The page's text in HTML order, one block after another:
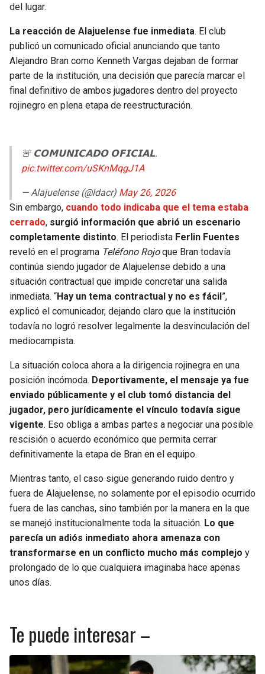
del lugar.
La reacción de Alajuelense fue inmediata. El club
publicó un comunicado oficial anunciando que tanto
Alejandro Bran como Kenneth Vargas dejaban de formar
parte de la institución, una decisión que parecía marcar el
final definitivo de ambos jugadores dentro del proyecto
rojinegro en plena etapa de reestructuración.
🚨 𝗖𝗢𝗠𝗨𝗡𝗜𝗖𝗔𝗗𝗢 𝗢𝗙𝗜𝗖𝗜𝗔𝗟.
pic.twitter.com/uSKnMqgJ1A
— Alajuelense (@ldacr) May 26, 2026
Sin embargo, cuando todo indicaba que el tema estaba
cerrado, surgió información que abrió un escenario
completamente distinto. El periodista Ferlin Fuentes
reveló en el programa Teléfono Rojoque Bran todavía
continúa siendo jugador de Alajuelense debido a una
situación contractual que impide concretar una salida
inmediata. “Hay un tema contractual y no es fácil ”,
explicó el comunicador, dejando claro que la institución
todavía no logró resolver legalmente la desvinculación del
mediocampista.
La situación coloca ahora a la dirigencia rojinegra en una
posición incómoda. Deportivamente, el mensaje ya fue
enviado públicamente y el club tomó distancia del
jugador, pero jurídicamente el vínculo todavía sigue
vigente. Eso obliga a ambas partes a negociar una posible
rescisión o acuerdo económico que permita cerrar
definitivamente la etapa de Bran en el equipo.
Mientras tanto, el caso sigue generando ruido dentro y
fuera de Alajuelense, no solamente por el episodio ocurrido
fuera de las canchas, sino también por la manera en la que
se manejó institucionalmente toda la situación. Lo que
parecía un adiós inmediato ahora amenaza con
transformarse en un conflicto mucho más complejo y
prolongado de lo que cualquiera imaginaba hace apenas
unos días.
Te puede interesar –